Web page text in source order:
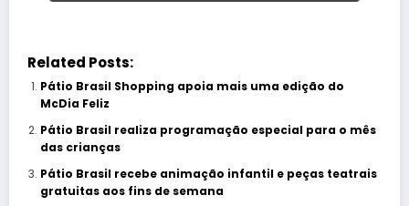
Related Posts:
Pátio Brasil Shopping apoia mais uma edição do
McDia Feliz
Pátio Brasil realiza programação especial para o mês
das crianças
Pátio Brasil recebe animação infantil e peças teatrais
gratuitas aos fins de semana